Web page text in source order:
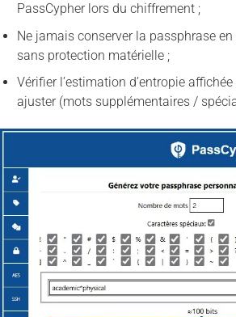
PassCypher lors du chiffrement ;
Ne jamais conserver la passphrase
sans protection matérielle ;
Vérifier l’estimation d’entropie affichée
ajuster (mots supplémentaires /